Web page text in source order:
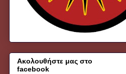
Ακολουθήστε μας στο
facebook